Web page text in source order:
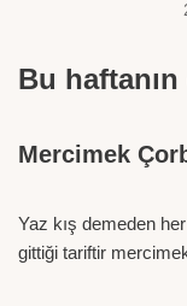
Bu
Mercimek
Yaz kış demeden
gittiği tariftir